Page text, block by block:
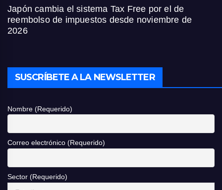
Japón cambia el sistema Tax Free por el de
reembolso de impuestos desde noviembre de
2026
SUSCRÍBETE A LA NEWSLETTER
Nombre (Requerido)
Correo electrónico (Requerido)
Sector (Requerido)